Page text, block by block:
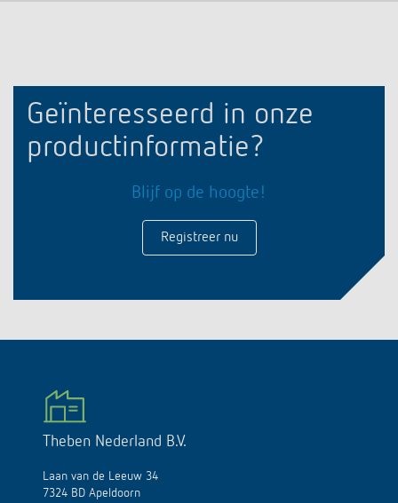
Geïnteresseerd in onze
productinformatie?
Blijf op de hoogte!
Registreer nu
Theben Nederland B.V.
Laan van de Leeuw 34
7324 BD Apeldoorn